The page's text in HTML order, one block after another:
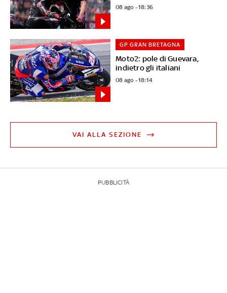
08 ago - 18:36
Moto2: pole di Guevara,
indietro gli italiani
GP GRAN BRETAGNA
08 ago - 18:14
VAI ALLA SEZIONE
PUBBLICITÀ